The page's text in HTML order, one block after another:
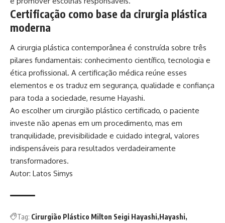
Certificação como base da cirurgia plástica
moderna
A cirurgia plástica contemporânea é construída sobre três
pilares fundamentais: conhecimento científico, tecnologia e
ética profissional. A certificação médica reúne esses
elementos e os traduz em segurança, qualidade e confiança
para toda a sociedade, resume Hayashi.
Ao escolher um cirurgião plástico certificado, o paciente
investe não apenas em um procedimento, mas em
tranquilidade, previsibilidade e cuidado integral, valores
indispensáveis para resultados verdadeiramente
transformadores.
Autor: Latos Simys
Tag: Cirurgião Plástico Milton Seigi Hayashi Hayashi